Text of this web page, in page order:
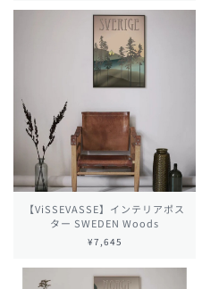
【ViSSEVASSE】インテリアポス
ター SWEDEN Woods
¥7,645